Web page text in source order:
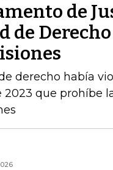
de
de
derecho había
2023 que prohíbe